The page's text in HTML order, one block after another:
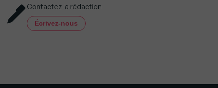
Contactez la rédaction
Écrivez-nous